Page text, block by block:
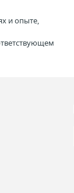
и опыте,